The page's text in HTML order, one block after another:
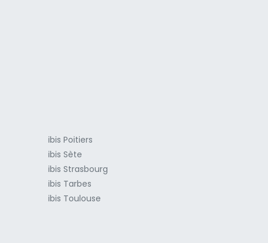
ibis Poitiers
ibis Sète
ibis Strasbourg
ibis Tarbes
ibis Toulouse